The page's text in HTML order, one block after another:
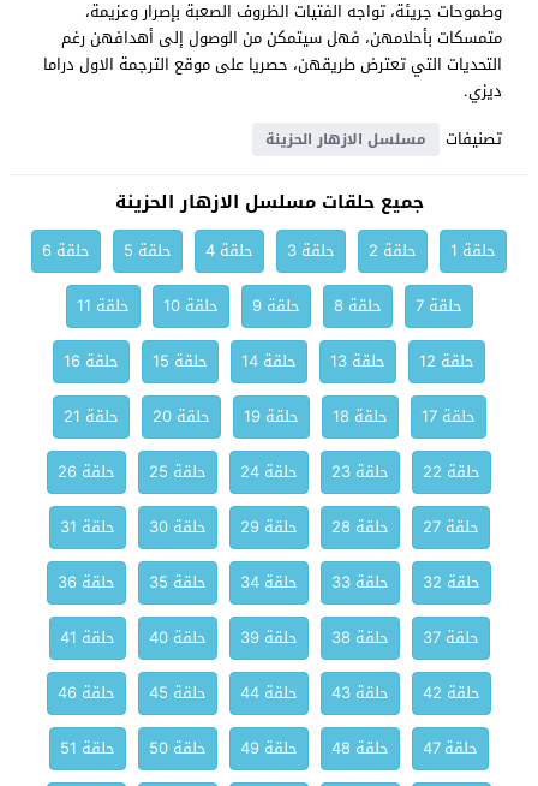
وطموحات جريئة، تواجه الفتيات الظروف الصعبة بإصرار وعزيمة،
متمسكات بأحلامهن، فهل سيتمكن من الوصول إلى أهدافهن رغم
التحديات التي تعترض طريقهن، حصريا على موقع الترجمة الاول دراما
ديزي.
تصنيفات
مسلسل الازهار الحزينة
جميع حلقات مسلسل الازهار الحزينة
حلقة 1 حلقة 2 حلقة 3 حلقة 4 حلقة 5
حلقة 6
حلقة 7
حلقة 8 حلقة 9 حلقة 10
حلقة 11
حلقة 12
حلقة 13 حلقة 14 حلقة 15
حلقة 16
حلقة 17
حلقة 18 حلقة 19 حلقة 20
حلقة 21
حلقة 22
حلقة 23 حلقة 24 حلقة 25
حلقة 26
حلقة 27
حلقة 28 حلقة 29 حلقة 30
حلقة 31
حلقة 32
حلقة 33 حلقة 34 حلقة 35
حلقة 36
حلقة 37
حلقة 38 حلقة 39 حلقة 40
حلقة 41
حلقة 42
حلقة 43 حلقة 44 حلقة 45
حلقة 46
حلقة 47
حلقة 48 حلقة 49 حلقة 50
حلقة 51